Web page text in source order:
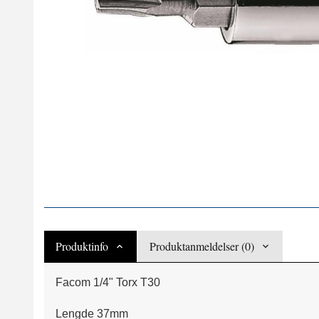
Produktinfo Produktanmeldelser (0)
Facom 1/4" Torx T30
Lengde 37mm